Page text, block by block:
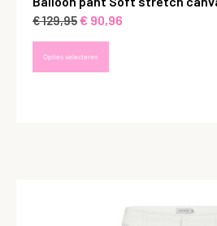
€129,95€ 90,96
Opties selecteren